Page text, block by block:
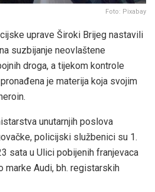
Foto: Pixabay
uprave Široki Brijeg nastavili
suzbijanje neovlaštene
droga, a tijekom kontrole
je materija koja svojim
unutarnjih poslova
policijski službenici su 1.
sata u Ulici pobijenih franjevaca
Audi, bh. registarskih